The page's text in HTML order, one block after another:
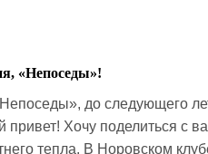
«Непоседы»!
до следующего
Хочу поделиться с
тепла. В Норовском